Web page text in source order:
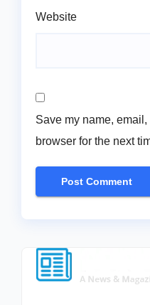
Website
Save my name,
browser for the next